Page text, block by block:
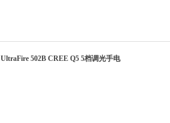
UltraFire 502B CREE Q5 5档调光手电